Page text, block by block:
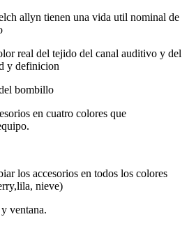
allyn tienen una vida util nominal de
real del tejido del canal auditivo y del
y definicion
bombillo
en cuatro colores que
los accesorios en todos los colores
nieve)
ventana.